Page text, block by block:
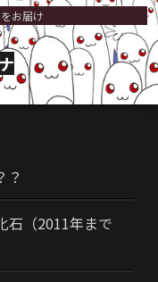
お届け
？
石（2011年まで